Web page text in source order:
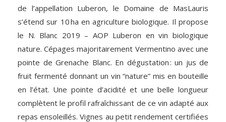
de l’appellation Luberon, le Domaine de MasLauris
s’étend sur 10 ha en agriculture biologique. Il propose
le N. Blanc 2019 – AOP Luberon en vin biologique
nature. Cépages majoritairement Vermentino avec une
pointe de Grenache Blanc. En dégustation : un jus de
fruit fermenté donnant un vin “nature” mis en bouteille
en l’état. Une pointe d’acidité et une belle longueur
complètent le profil rafraîchissant de ce vin adapté aux
repas ensoleillés. Vignes au petit rendement certifiées